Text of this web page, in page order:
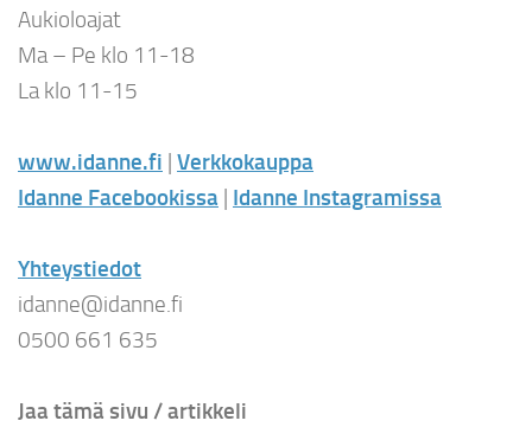
Aukioloajat
Ma – Pe klo 11-18
La klo 11-15
www.idanne.fi | Verkkokauppa
Idanne Facebookissa | Idanne Instagramissa
Yhteystiedot
idanne@idanne.fi
0500 661 635
Jaa tämä sivu / artikkeli